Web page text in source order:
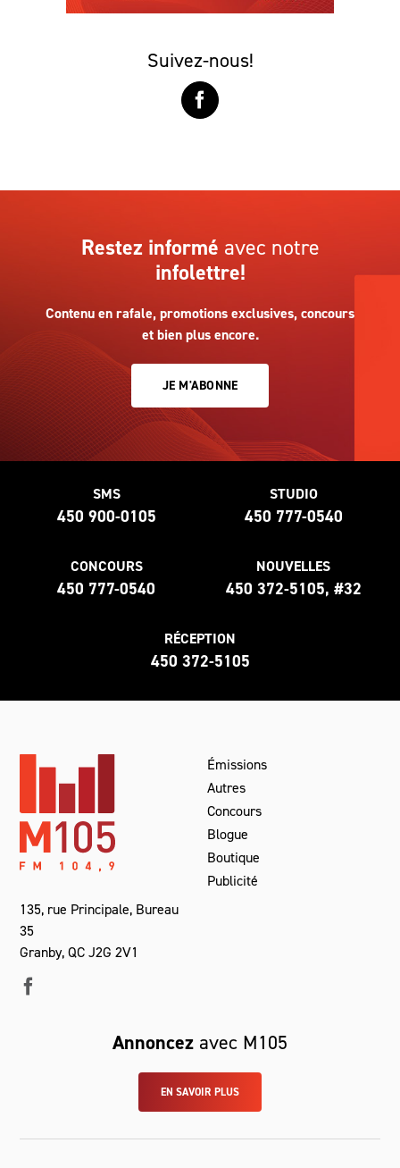
Suivez-nous!
Restez informé avec notre
infolettre!
Contenu en rafale, promotions exclusives, concours
et bien plus encore.
JE M'ABONNE
SMS
450 900-0105
STUDIO
450 777-0540
CONCOURS
450 777-0540
NOUVELLES
450 372-5105, #32
RÉCEPTION
450 372-5105
135, rue Principale, Bureau
35
Granby, QC J2G 2V1
Émissions
Autres
Concours
Blogue
Boutique
Publicité
Annoncez avec M105
EN SAVOIR PLUS